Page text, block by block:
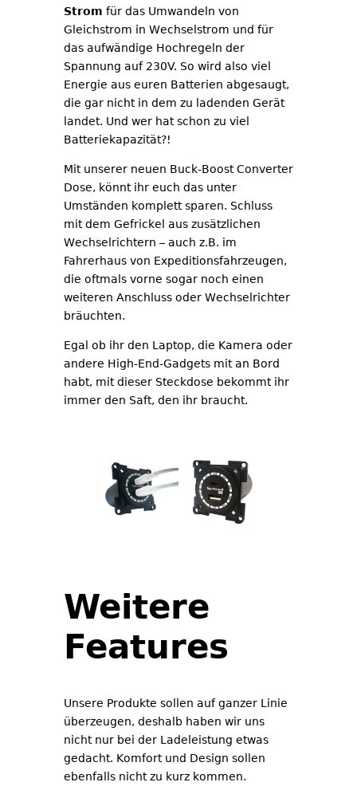
Strom für das Umwandeln von
Gleichstrom in Wechselstrom und für
das aufwändige Hochregeln der
Spannung auf 230V. So wird also viel
Energie aus euren Batterien abgesaugt,
die gar nicht in dem zu ladenden Gerät
landet. Und wer hat schon zu viel
Batteriekapazität?!
Mit unserer neuen Buck-Boost Converter
Dose, könnt ihr euch das unter
Umständen komplett sparen. Schluss
mit dem Gefrickel aus zusätzlichen
Wechselrichtern – auch z.B. im
Fahrerhaus von Expeditionsfahrzeugen,
die oftmals vorne sogar noch einen
weiteren Anschluss oder Wechselrichter
bräuchten.
Egal ob ihr den Laptop, die Kamera oder
andere High-End-Gadgets mit an Bord
habt, mit dieser Steckdose bekommt ihr
immer den Saft, den ihr braucht.
Weitere
Features
Unsere Produkte sollen auf ganzer Linie
überzeugen, deshalb haben wir uns
nicht nur bei der Ladeleistung etwas
gedacht. Komfort und Design sollen
ebenfalls nicht zu kurz kommen.